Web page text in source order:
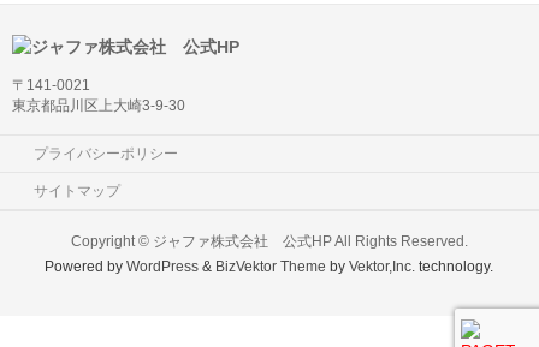
〒141-0021
東京都品川区上大崎3-9-30
プライバシーポリシー
サイトマップ
Copyright © ジャファ株式会社 公式HPAll Rights Reserved.
Powered byWordPress & BizVektor Theme byVektor,Inc. technology.